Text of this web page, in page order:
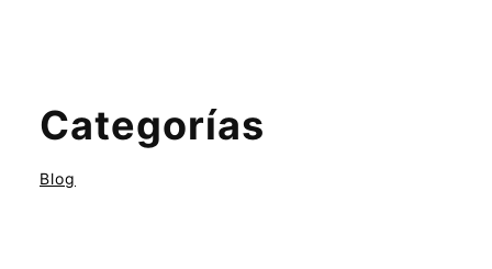
Categorías
Blog